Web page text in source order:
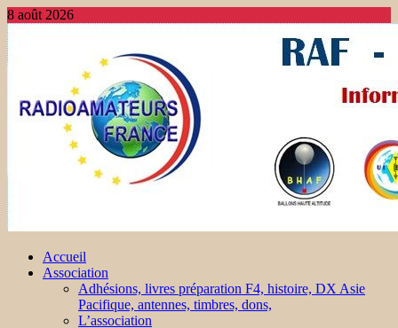
8 août 2026
Accueil
Association
Adhésions, livres préparation F4, histoire, DX Asie
Pacifique, antennes, timbres, dons,
L’association